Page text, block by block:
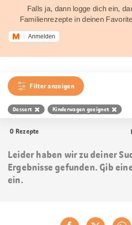
Falls ja, dann logge dich ein,
Familienrezepte in deinen
Anmelden
Filter anzeigen
Dessert Kinderwagen geeignet
0 Rezepte
Leider haben wir zu deiner
Ergebnisse gefunden. Gib
ein.